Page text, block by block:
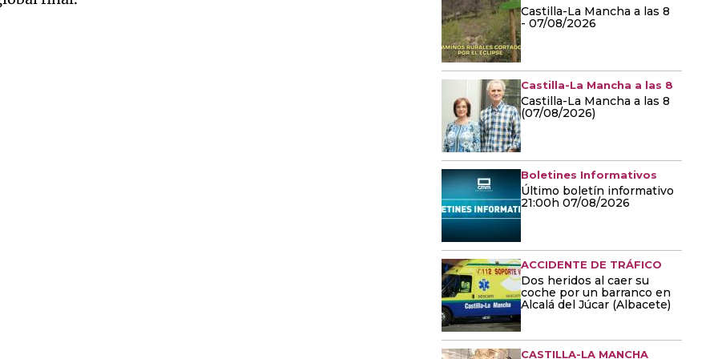
Castilla-La Mancha a las 8
- 07/08/2026
Castilla-La Mancha a las 8
Castilla-La Mancha a las 8
(07/08/2026)
Boletines Informativos
Último boletín informativo
21:00h 07/08/2026
ACCIDENTE DE TRÁFICO
Dos heridos al caer su
coche por un barranco en
Alcalá del Júcar (Albacete)
CASTILLA-LA MANCHA